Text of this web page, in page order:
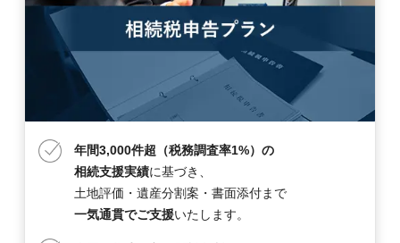
年間3,000件超（税務調査率1%）の
相続支援実績に基づき、
土地評価・遺産分割案・書面添付まで
一気通貫でご支援いたします。